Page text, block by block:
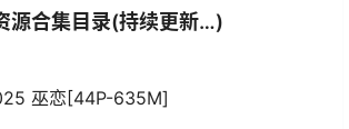
源合集目录(持续更新…)
巫恋[44P-635M]